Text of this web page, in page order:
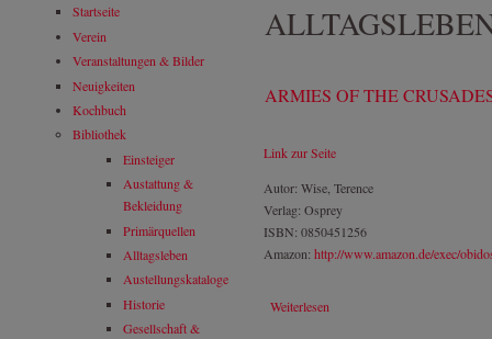
Startseite
Verein
Veranstaltungen & Bilder
Neuigkeiten
Kochbuch
Bibliothek
Einsteiger
Austattung &
Bekleidung
Primärquellen
Alltagsleben
Austellungskataloge
Historie
Gesellschaft &
ARMIES OF THE
Link zur Seite
Autor: Wise, Terence
Verlag: Osprey
ISBN: 0850451256
Amazon: http://www.amazon.de/exec/
Weiterlesen